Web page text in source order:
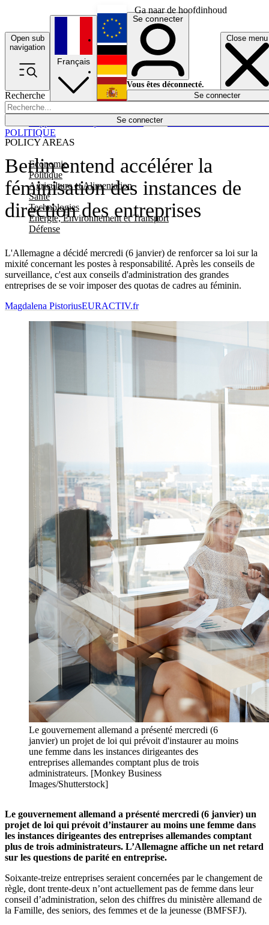
Ga naar de hoofdinhoud
Open sub
navigation
Close menu
Recherche
Se connecter
POLICY AREAS
Economie
Politique
Agriculture et Alimentation
Santé
Technologies
Energie, Environnement et Transport
Défense
Économie
Français
English
Deutsch
Español
Se connecter
Vous êtes déconnecté.
Se connecter
Berlin entend accélérer la
féminisation des instances de
direction des entreprises
L'Allemagne a décidé mercredi (6 janvier) de renforcer sa loi sur la
mixité concernant les postes à responsabilité. Après les conseils de
surveillance, c'est aux conseils d'administration des grandes
entreprises de se voir imposer des quotas de cadres au féminin.
POLITIQUE
Magdalena PistoriusEURACTIV.fr
Le gouvernement allemand a présenté mercredi (6
janvier) un projet de loi qui prévoit d'instaurer au moins
une femme dans les instances dirigeantes des
entreprises allemandes comptant plus de trois
administrateurs. [Monkey Business
Images/Shutterstock]
Le gouvernement allemand a présenté mercredi (6 janvier) un
projet de loi qui prévoit d’instaurer au moins une femme dans
les instances dirigeantes des entreprises allemandes comptant
plus de trois administrateurs. L’Allemagne affiche un net retard
sur les questions de parité en entreprise.
Soixante-treize entreprises seraient concernées par le changement de
règle, dont trente-deux n’ont actuellement pas de femme dans leur
conseil d’administration, selon des chiffres du ministère allemand de
la Famille, des seniors, des femmes et de la jeunesse (BMFSFJ).